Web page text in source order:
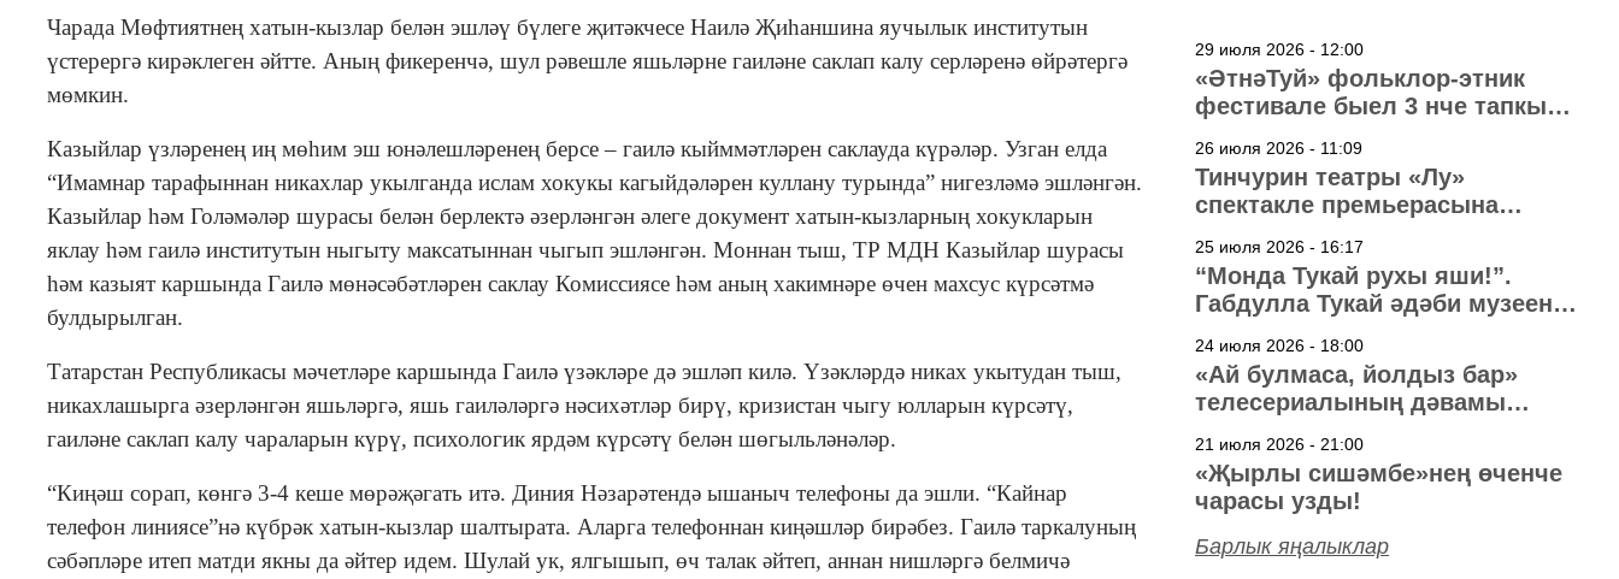
Чарада Мөфтиятнең хатын-кызлар белән эшләү бүлеге җитәкчесе Наилә Җиһаншина яучылык институтын
үстерергә кирәклеген әйтте. Аның фикеренчә, шул рәвешле яшьләрне гаиләне саклап калу серләренә өйрәтергә
мөмкин.
Казыйлар үзләренең иң мөһим эш юнәлешләренең берсе – гаилә кыйммәтләрен саклауда күрәләр. Узган елда
“Имамнар тарафыннан никахлар укылганда ислам хокукы кагыйдәләрен куллану турында” нигезләмә эшләнгән.
Казыйлар һәм Голәмәләр шурасы белән берлектә әзерләнгән әлеге документ хатын-кызларның хокукларын
яклау һәм гаилә институтын ныгыту максатыннан чыгып эшләнгән. Моннан тыш, ТР МДН Казыйлар шурасы
һәм казыят каршында Гаилә мөнәсәбәтләрен саклау Комиссиясе һәм аның хакимнәре өчен махсус күрсәтмә
булдырылган.
Татарстан Республикасы мәчетләре каршында Гаилә үзәкләре дә эшләп килә. Үзәкләрдә никах укытудан тыш,
никахлашырга әзерләнгән яшьләргә, яшь гаиләләргә нәсихәтләр бирү, кризистан чыгу юлларын күрсәтү,
гаиләне саклап калу чараларын күрү, психологик ярдәм күрсәтү белән шөгыльләнәләр.
“Киңәш сорап, көнгә 3-4 кеше мөрәҗәгать итә. Диния Нәзарәтендә ышаныч телефоны да эшли. “Кайнар
телефон линиясе”нә күбрәк хатын-кызлар шалтырата. Аларга телефоннан киңәшләр бирәбез. Гаилә таркалуның
сәбәпләре итеп матди якны да әйтер идем. Шулай ук, ялгышып, өч талак әйтеп, аннан нишләргә белмичә
29 июля 2026 - 12:00
«ӘтнәТуй» фольклор-этник
фестивале быел 3 нче тапкыр
26 июля 2026 - 11:09
Тинчурин театры «Лу»
спектакле премьерасына
25 июля 2026 - 16:17
“Монда Тукай рухы яши!”.
Габдулла Тукай әдәби музеена
24 июля 2026 - 18:00
«Ай булмаса, йолдыз бар»
телесериалының дәвамы
21 июля 2026 - 21:00
«Җырлы сишәмбе»нең өченче
чарасы узды!
Барлык яңалыклар